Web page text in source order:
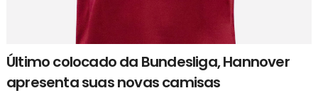
Último colocado da Bundesliga, Hannover
apresenta suas novas camisas